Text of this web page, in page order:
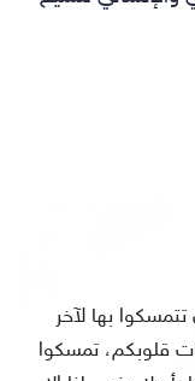
تعيد لمصر
ما تكون المكانة